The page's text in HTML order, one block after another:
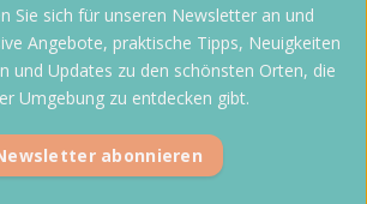
Sie sich für unseren Newsletter an und
Angebote, praktische Tipps, Neuigkeiten
und Updates zu den schönsten Orten, die
Umgebung zu entdecken gibt.
abonnieren